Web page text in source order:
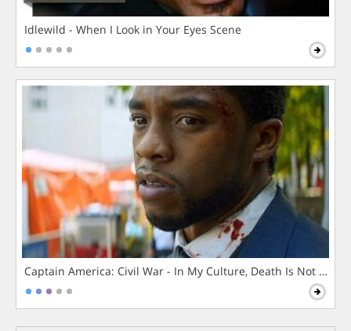
Idlewild - When I Look in Your Eyes Scene
Captain America: Civil War - In My Culture, Death Is Not The